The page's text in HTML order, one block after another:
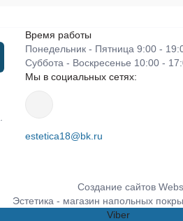
Время работы
Понедельник - Пятница 9:00 -
Суббота - Воскресенье 10:00 -
Мы в социальных сетях:
estetica18@bk.ru
Создание сайтов
Эстетика - магазин напольных
Viber